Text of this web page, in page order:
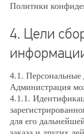
Политики
4. Цели
4.1. Персональные
Администрация
4.1.1.
для его